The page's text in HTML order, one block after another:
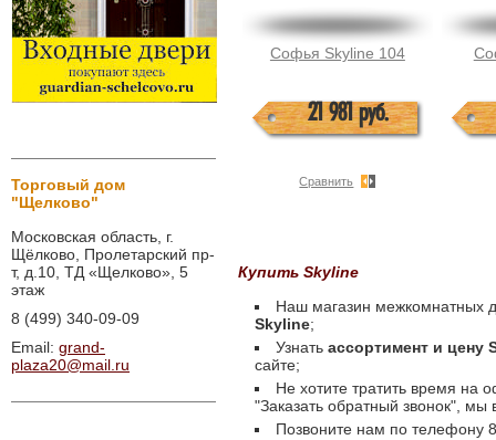
Торговый дом
"Щелково"
Московская область, г.
Щёлково, Пролетарский пр-
т, д.10, ТД «Щелково», 5
этаж
8 (499) 340-09-09
Email: grand-
plaza20@mail.ru
Софья Skyline 104
21 981 руб.
Сравнить
Купить Skyline
Наш магазин межкомнатных
Skyline;
Узнать ассортимент и цену
сайте;
Не хотите тратить время на
"Заказать обратный звонок",
Позвоните нам по телефону